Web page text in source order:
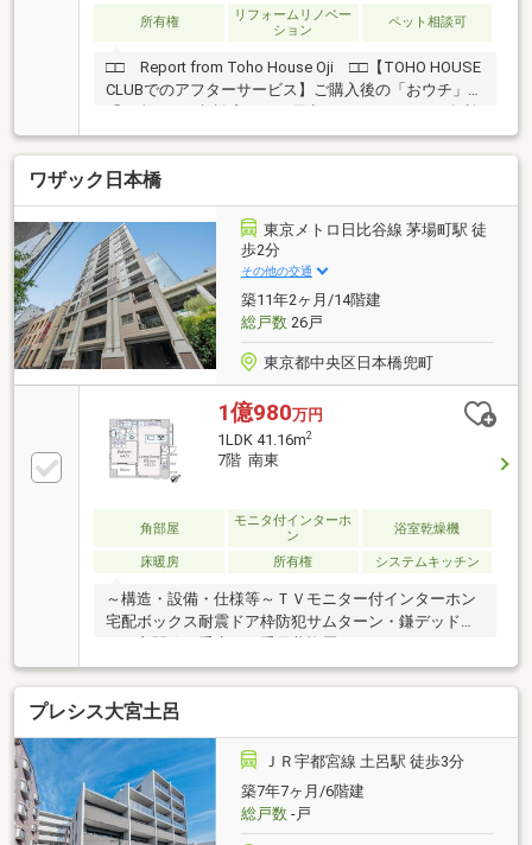
所有権
リフォームリノベー
ション
ペット相談可
□□ Report from Toho House Oji □□【TOHO HOUSE
CLUBでのアフターサービス】ご購入後の「おウチ」と
上昇時のリスクヘッジ、借換え相談、繰上返済のタイ
ミング、各種保険の見直し・・・etc・おウチの設備保
証や定期点検、駆け付けサービス・・・etc購入前のタ
イミングは勿論、購入後のご不安につきましてもご相
談可能です！まずはお気軽に現地をご覧下さいませ。
物件の詳細について、ご見学希望のお客様は下記番号
までお気軽にご連絡下さい。お問い合わせ専用フリー
ダイヤル ： ０１２０－８９－１０４０
ワザック日本橋
東京メトロ日比谷線 茅場町駅 徒
歩2分
その他の交通
築11年2ヶ月/14階建
総戸数26戸
東京都中央区日本橋兜町
1億980万円
1LDK 41.16m2
7階 南東
角部屋
モニタ付インターホ
ン
浴室乾燥機
床暖房 所有権 システムキッチン
～構造・設備・仕様等～ＴＶモニター付インターホン
宅配ボックス耐震ドア枠防犯サムターン・鎌デッドボ
ス 窓の一部を除く）24時間低風量換気システム追焚
機能付給湯器フルオートバス浴室換気乾燥機ＴＥＳ式
床暖房（ＬＤ）カウンターキッチン（浄水器付）～交
通アクセス～・東京メトロ日比谷線・東西線「茅場
町」駅 徒歩2分・都営浅草線・東京メトロ銀座線・
東西線「日本橋」駅 徒歩3分・東京メトロ銀座線・
半蔵門線「三越前」駅 徒歩7分・JR山手線「東京」
駅 徒歩12分
プレシス大宮土呂
ＪＲ宇都宮線 土呂駅 徒歩3分
築7年7ヶ月/6階建
総戸数-戸